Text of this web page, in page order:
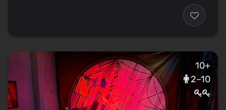
10+
2–10